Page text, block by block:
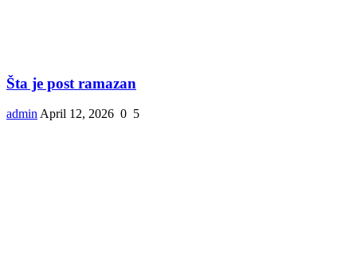
Šta je post ramazan
admin April 12, 2026 0 5